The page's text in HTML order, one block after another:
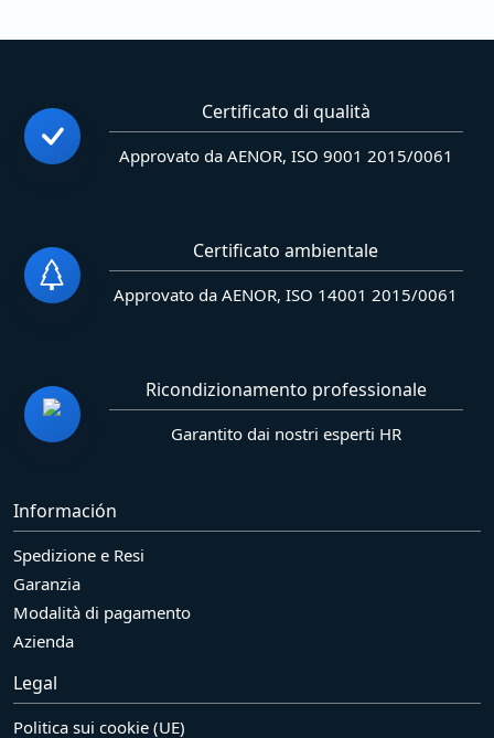
Certificato di qualità
Approvato da AENOR, ISO 9001 2015/0061
Certificato ambientale
Approvato da AENOR, ISO 14001 2015/0061
Ricondizionamento professionale
Garantito dai nostri esperti HR
Información
Spedizione e Resi
Garanzia
Modalità di pagamento
Azienda
Legal
Politica sui cookie (UE)